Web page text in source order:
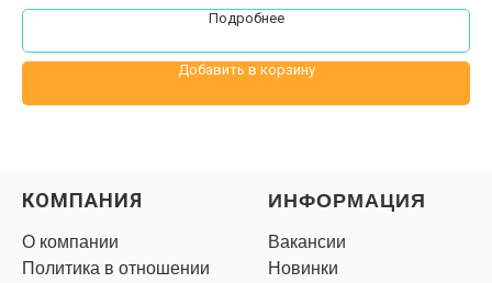
Подробнее
Добавить в корзину
КОМПАНИЯ
О компании
Политика в отношении
ИНФОРМАЦИЯ
Вакансии
Новинки